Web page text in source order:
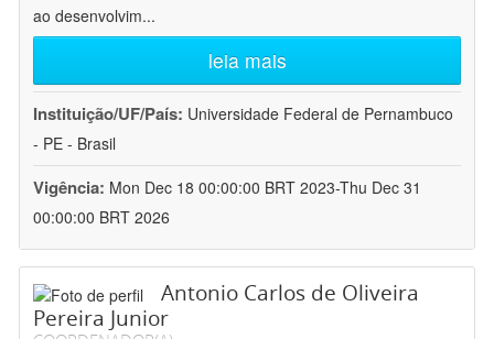
ao desenvolvim...
leia mais
Instituição/UF/País: Universidade Federal de Pernambuco
- PE - Brasil
Vigência: Mon Dec 18 00:00:00 BRT 2023-Thu Dec 31
00:00:00 BRT 2026
Antonio Carlos de Oliveira
Pereira Junior